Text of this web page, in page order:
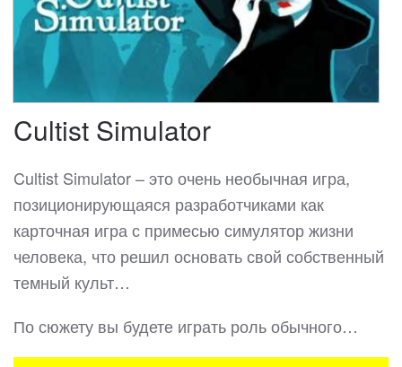
Cultist Simulator
Cultist Simulator – это очень необычная игра,
позиционирующаяся разработчиками как
карточная игра с примесью симулятор жизни
человека, что решил основать свой собственный
темный культ…
По сюжету вы будете играть роль обычного…